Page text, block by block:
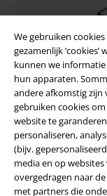
We gebruiken
gezamenlijk
kunnen we
hun apparaten.
andere afkomstig zijn
gebruiken cookies
website te
personaliseren,
(bijv.
media en op
overgedragen naar
met partners die